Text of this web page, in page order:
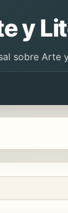
y
sobre Arte